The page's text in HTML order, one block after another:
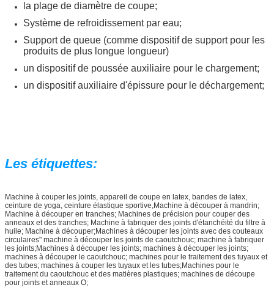
la plage de diamètre de coupe;
Système de refroidissement par eau;
Support de queue (comme dispositif de support pour les
produits de plus longue longueur)
un dispositif de poussée auxiliaire pour le chargement;
un dispositif auxiliaire d'épissure pour le déchargement;
Les étiquettes:
Machine à couper les joints, appareil de coupe en latex, bandes de latex,
ceinture de yoga, ceinture élastique sportive,Machine à découper à mandrin;
Machine à découper en tranches; Machines de précision pour couper des
anneaux et des tranches; Machine à fabriquer des joints d'étanchéité du filtre à
huile; Machine à découper;Machines à découper les joints avec des couteaux
circulaires" machine à découper les joints de caoutchouc; machine à fabriquer
les joints;Machines à découper les joints; machines à découper les joints;
machines à découper le caoutchouc; machines pour le traitement des tuyaux et
des tubes; machines à couper les tuyaux et les tubes;Machines pour le
traitement du caoutchouc et des matières plastiques; machines de découpe
pour joints et anneaux O;